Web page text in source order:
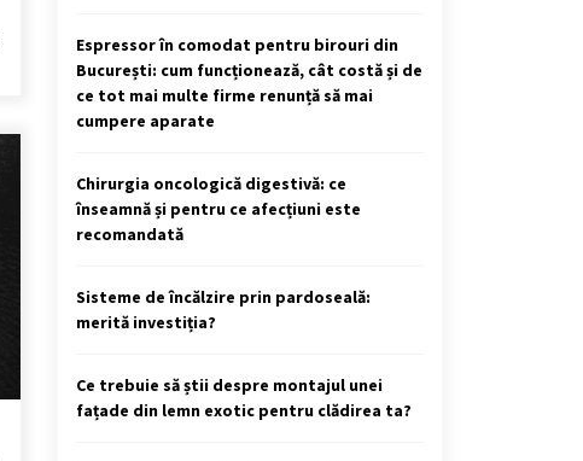
Espressor în comodat pentru birouri din
București: cum funcționează, cât costă și de
ce tot mai multe firme renunță să mai
cumpere aparate
Chirurgia oncologică digestivă: ce
înseamnă și pentru ce afecțiuni este
recomandată
Sisteme de încălzire prin pardoseală:
merită investiția?
Ce trebuie să știi despre montajul unei
fațade din lemn exotic pentru clădirea ta?